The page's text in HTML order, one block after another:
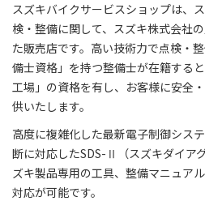
スズキバイクサービスショップは、
検・整備に関して、スズキ株式会社
た販売店です。高い技術力で点検・
備士資格」を持つ整備士が在籍する
工場」の資格を有し、お客様に安全
供いたします。
高度に複雑化した最新電子制御シス
断に対応したSDS-Ⅱ（スズキダイア
ズキ製品専用の工具、整備マニュア
対応が可能です。